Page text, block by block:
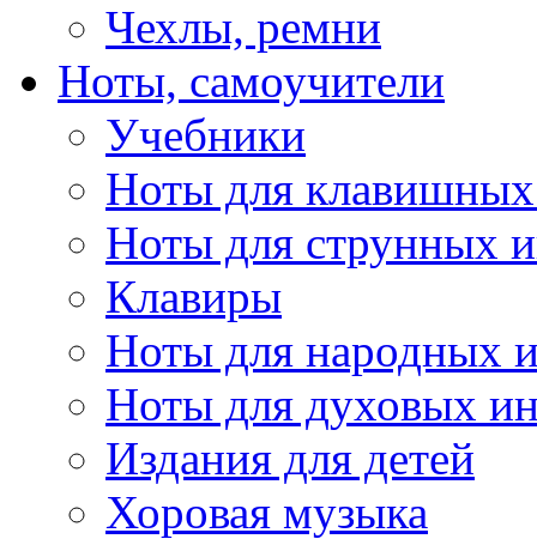
Чехлы, ремни
Ноты, самоучители
Учебники
Ноты для клавишных
Ноты для струнных
Клавиры
Ноты для народных
Ноты для духовых
Издания для детей
Хоровая музыка